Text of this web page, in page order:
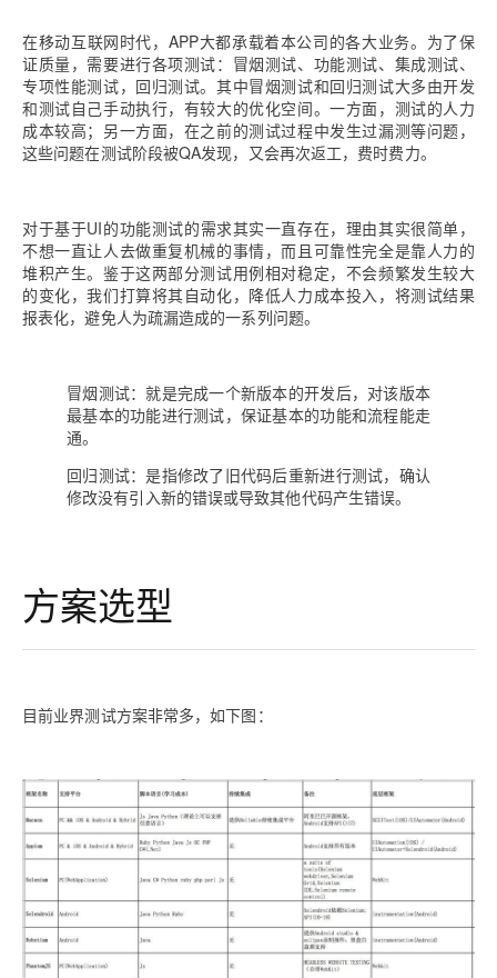
在移动互联网时代，APP大都承载着本公司的各大业务。为了保
证质量，需要进行各项测试：冒烟测试、功能测试、集成测试、
专项性能测试，回归测试。其中冒烟测试和回归测试大多由开发
和测试自己手动执行，有较大的优化空间。一方面，测试的人力
成本较高；另一方面，在之前的测试过程中发生过漏测等问题，
这些问题在测试阶段被QA发现，又会再次返工，费时费力。
对于基于UI的功能测试的需求其实一直存在，理由其实很简单，
不想一直让人去做重复机械的事情，而且可靠性完全是靠人力的
堆积产生。鉴于这两部分测试用例相对稳定，不会频繁发生较大
的变化，我们打算将其自动化，降低人力成本投入，将测试结果
报表化，避免人为疏漏造成的一系列问题。
冒烟测试：就是完成一个新版本的开发后，对该版本
最基本的功能进行测试，保证基本的功能和流程能走
通。
回归测试：是指修改了旧代码后重新进行测试，确认
修改没有引入新的错误或导致其他代码产生错误。
方案选型
目前业界测试方案非常多，如下图：